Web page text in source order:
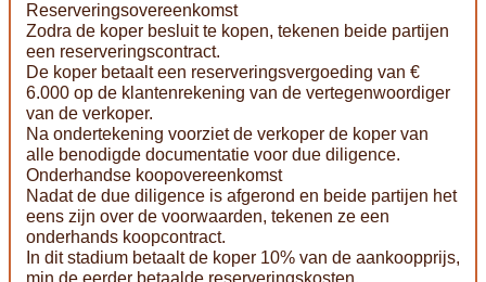
Reserveringsovereenkomst
Zodra de koper besluit te kopen, tekenen beide partijen
een reserveringscontract.
De koper betaalt een reserveringsvergoeding van €
6.000 op de klantenrekening van de vertegenwoordiger
van de verkoper.
Na ondertekening voorziet de verkoper de koper van
alle benodigde documentatie voor due diligence.
Onderhandse koopovereenkomst
Nadat de due diligence is afgerond en beide partijen het
eens zijn over de voorwaarden, tekenen ze een
onderhands koopcontract.
In dit stadium betaalt de koper 10% van de aankoopprijs,
min de eerder betaalde reserveringskosten.